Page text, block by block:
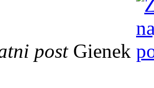
postGienek